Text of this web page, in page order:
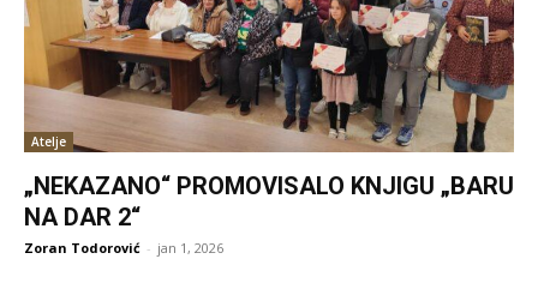
Atelje
„NEKAZANO“ PROMOVISALO KNJIGU „BARU
NA DAR 2“
Zoran Todorović - jan 1, 2026